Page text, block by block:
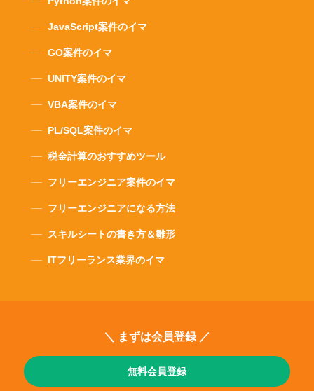
JavaScript案件のイマ
GO案件のイマ
UNITY案件のイマ
VBA案件のイマ
PL/SQL案件のイマ
税金計算のおすすめツール
フリーエンジニア案件のイマ
フリーエンジニアになる方法
スキルシートの書き方＆雛形
ITフリーランス業界のイマ
＼ まずは会員登録 ／
無料会員登録